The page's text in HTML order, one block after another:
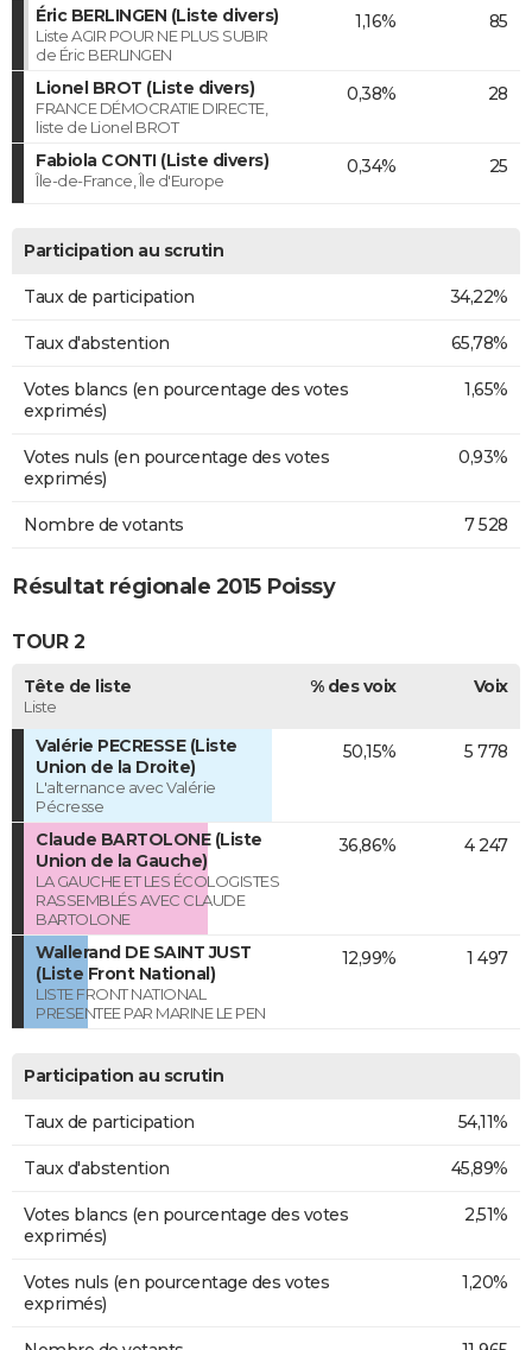
Éric BERLINGEN (Liste divers)
Liste AGIR POUR NE PLUS SUBIR
de Éric BERLINGEN
1,16% 85
Lionel BROT (Liste divers)
FRANCE DÉMOCRATIE DIRECTE,
liste de Lionel BROT
0,38% 28
Fabiola CONTI (Liste divers)
Île-de-France, Île d'Europe
0,34% 25
Participation au scrutin
Taux de participation 34,22%
Taux d'abstention 65,78%
Votes blancs (en pourcentage des votes
exprimés)
1,65%
Votes nuls (en pourcentage des votes
exprimés)
0,93%
Nombre de votants 7 528
Résultat régionale 2015 Poissy
TOUR 2
Tête de liste
Liste
% des voix Voix
Valérie PECRESSE (Liste
Union de la Droite)
L'alternance avec Valérie
Pécresse
50,15% 5 778
Claude BARTOLONE (Liste
Union de la Gauche)
LA GAUCHE ET LES ÉCOLOGISTES
RASSEMBLÉS AVEC CLAUDE
BARTOLONE
36,86% 4 247
Wallerand DE SAINT JUST
(Liste Front National)
LISTE FRONT NATIONAL
PRESENTEE PAR MARINE LE PEN
12,99% 1 497
Participation au scrutin
Taux de participation 54,11%
Taux d'abstention 45,89%
Votes blancs (en pourcentage des votes
exprimés)
2,51%
Votes nuls (en pourcentage des votes
exprimés)
1,20%